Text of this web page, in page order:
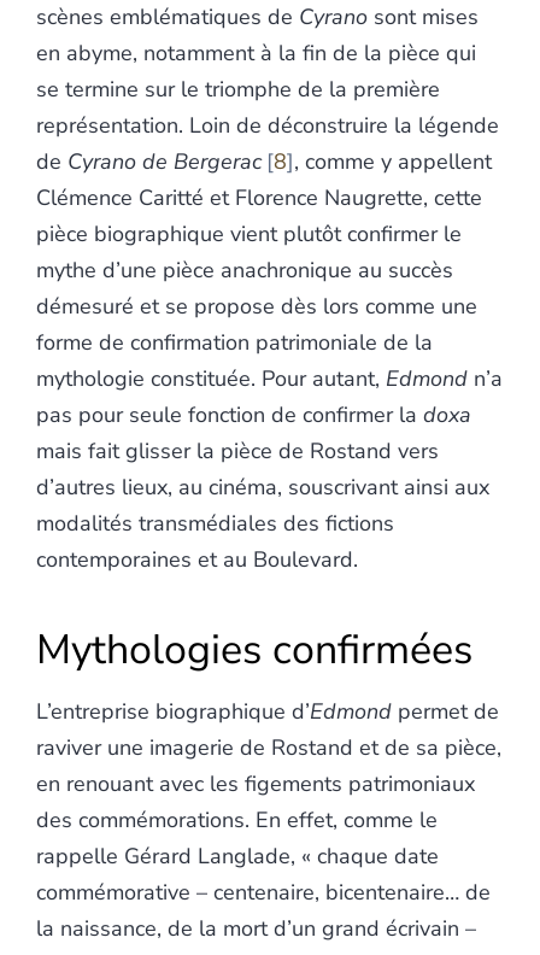
scènes emblématiques de Cyrano sont mises
en abyme, notamment à la fin de la pièce qui
se termine sur le triomphe de la première
représentation. Loin de déconstruire la légende
de Cyrano de Bergerac 8 , comme y appellent
Clémence Caritté et Florence Naugrette, cette
pièce biographique vient plutôt confirmer le
mythe d’une pièce anachronique au succès
démesuré et se propose dès lors comme une
forme de confirmation patrimoniale de la
mythologie constituée. Pour autant, Edmond n’a
pas pour seule fonction de confirmer la doxa
mais fait glisser la pièce de Rostand vers
d’autres lieux, au cinéma, souscrivant ainsi aux
modalités transmédiales des fictions
contemporaines et au Boulevard.
Mythologies confirmées
L’entreprise biographique d’Edmond permet de
raviver une imagerie de Rostand et de sa pièce,
en renouant avec les figements patrimoniaux
des commémorations. En effet, comme le
rappelle Gérard Langlade, « chaque date
commémorative – centenaire, bicentenaire… de
la naissance, de la mort d’un grand écrivain –